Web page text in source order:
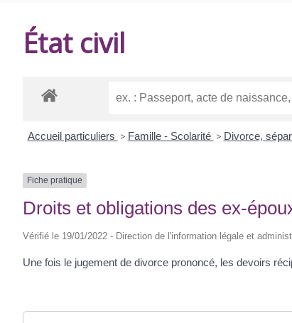
État civil
Accueil particuliers > Famille - Scolarité > Divorce,
Fiche pratique
Droits et obligations des ex-
Vérifié le 19/01/2022 - Direction de l'information légale et
Une fois le jugement de divorce prononcé, les devoirs